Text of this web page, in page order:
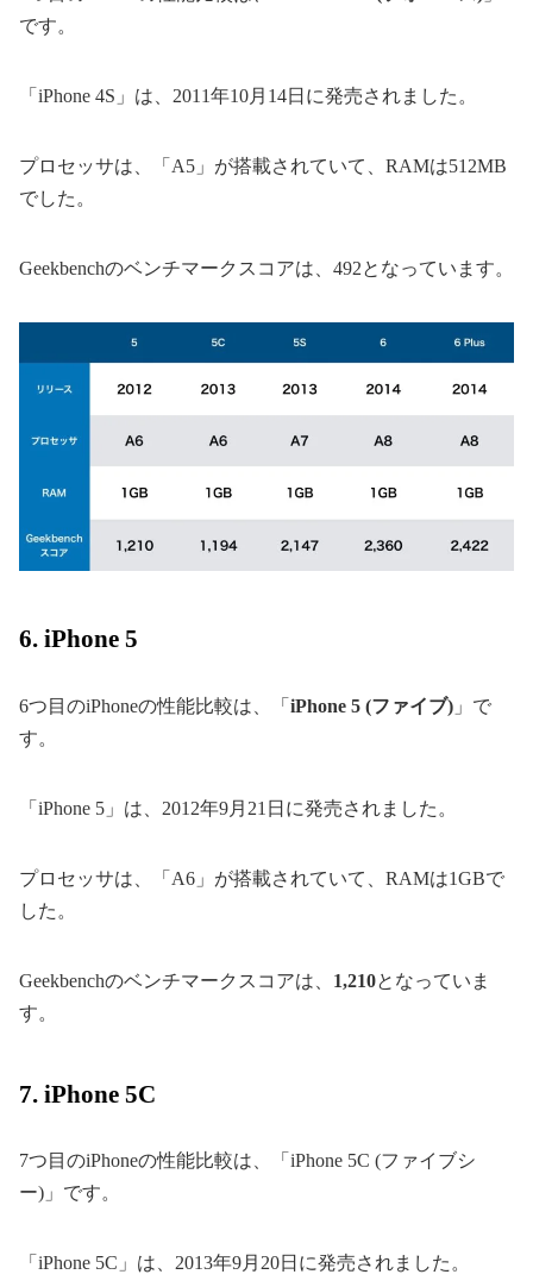
です。
「iPhone 4S」は、2011年10月14日に発売されました。
プロセッサは、「A5」が搭載されていて、RAMは512MB
でした。
Geekbenchのベンチマークスコアは、492となっています。
6. iPhone 5
6つ目のiPhoneの性能比較は、「 iPhone 5 (ファイブ) 」で
す。
「iPhone 5」は、2012年9月21日に発売されました。
プロセッサは、「A6」が搭載されていて、RAMは1GBで
した。
Geekbenchのベンチマークスコアは、 1,210となっていま
す。
7. iPhone 5C
7つ目のiPhoneの性能比較は、「iPhone 5C (ファイブシ
ー)」です。
「iPhone 5C」は、2013年9月20日に発売されました。